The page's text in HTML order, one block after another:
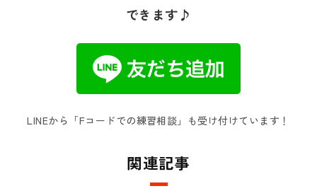
できます♪
LINEから「Fコードでの練習相談」も受け付けています！
関連記事